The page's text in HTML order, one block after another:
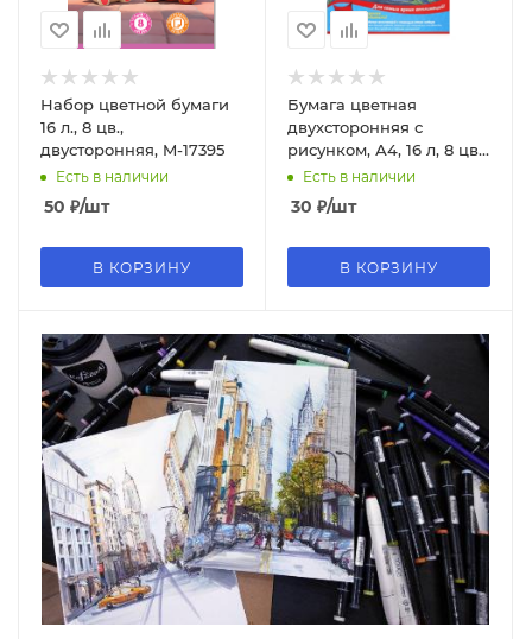
Набор цветной бумаги
16 л., 8 цв.,
двусторонняя, M-17395
Есть в наличии
50 ₽/шт
В КОРЗИНУ
Бумага цветная
двухсторонняя с
рисунком, А4, 16 л, 8 цв,
Панда, С2779-01
Есть в наличии
30 ₽/шт
В КОРЗИНУ